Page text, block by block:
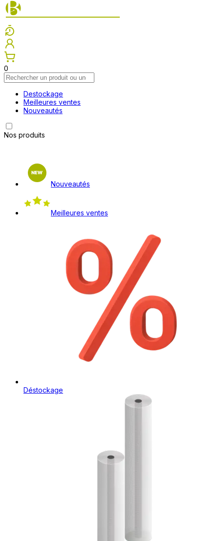
0
Destockage
Meilleures ventes
Nouveautés
Nos produits
Nouveautés
Meilleures ventes
Déstockage